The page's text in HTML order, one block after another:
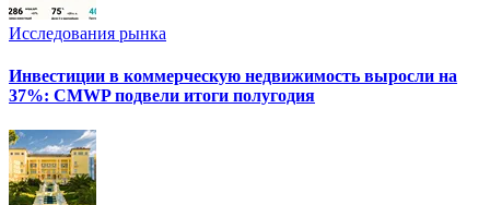
Исследования рынка
Инвестиции в коммерческую недвижимость выросли на
37%: CMWP подвели итоги полугодия